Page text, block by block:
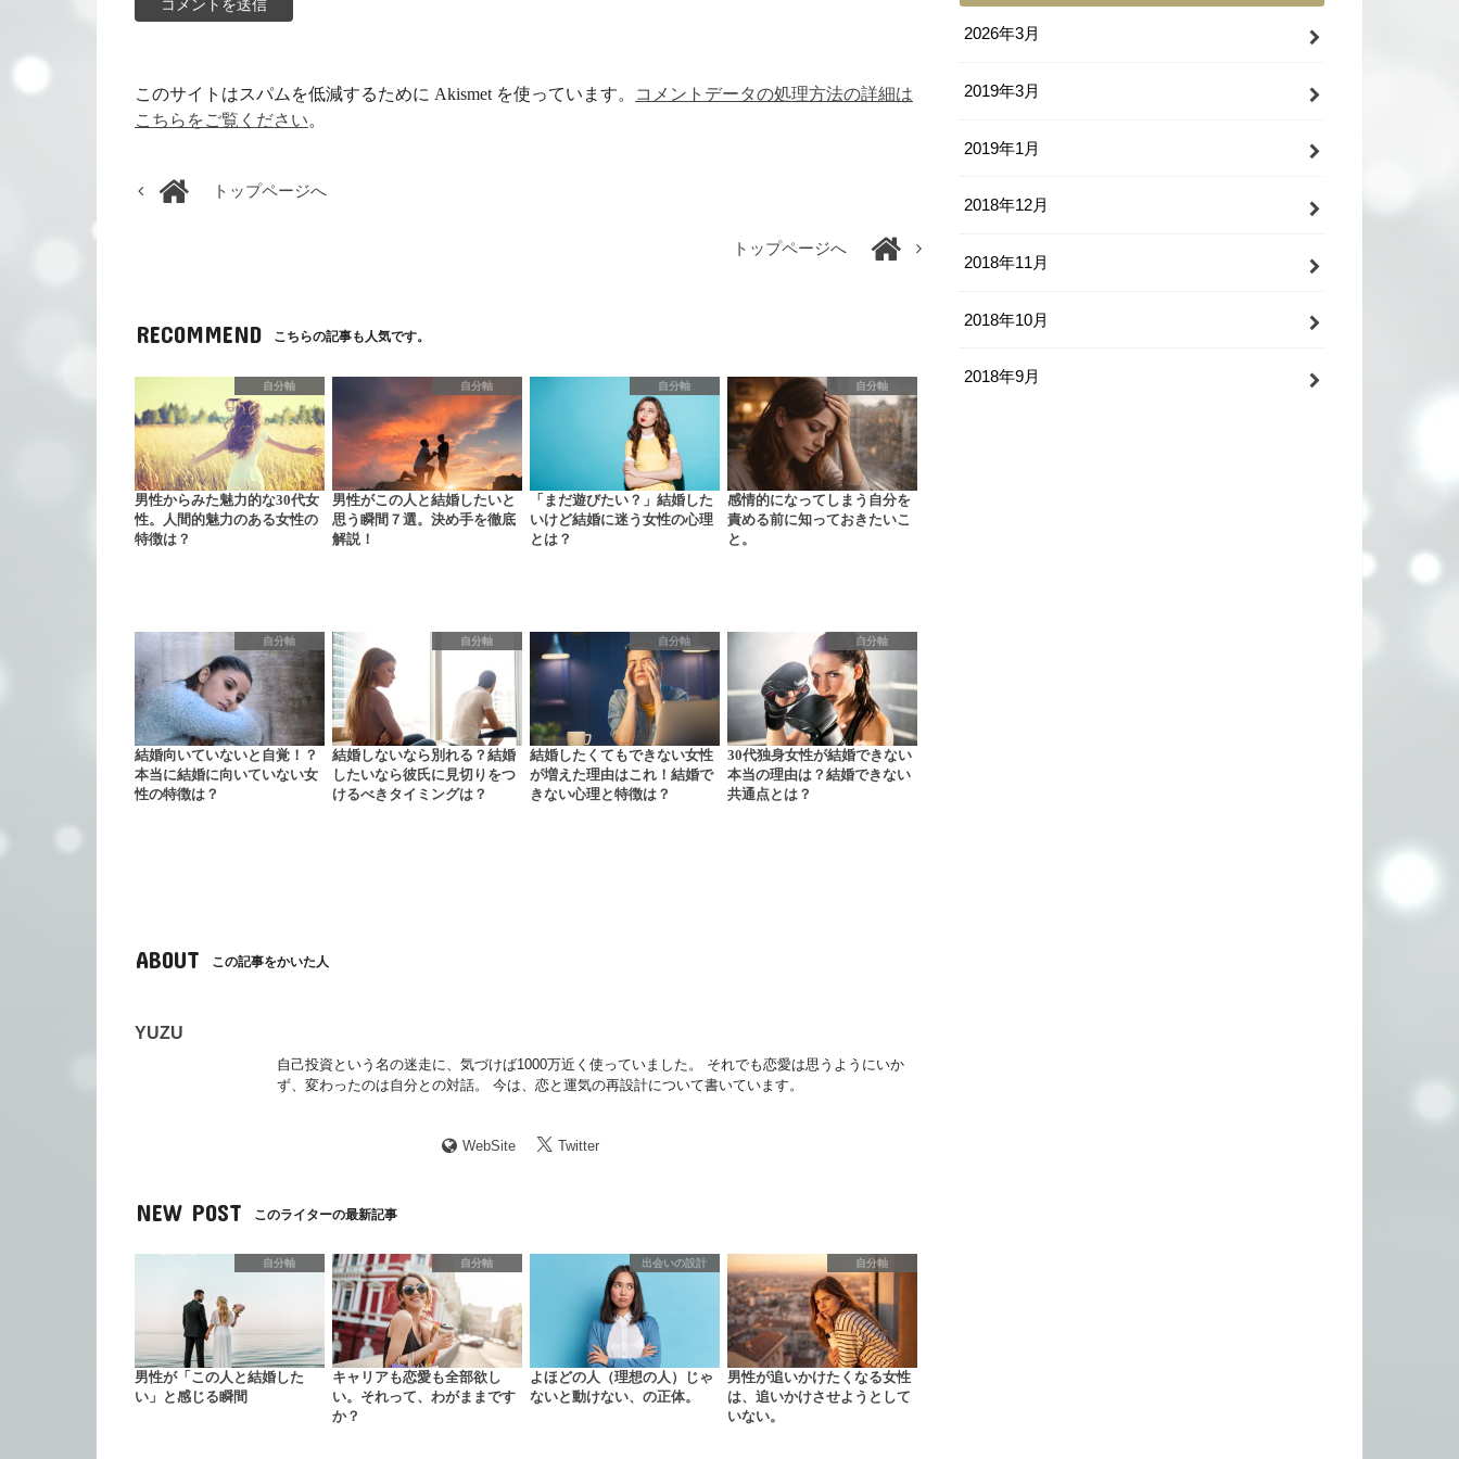
このサイトはスパムを低減するために Akismet を使っています。
コメントデータの処理方法の詳細は
こちらをご覧ください。
トップページへ
トップページへ
RECOMMEND こちらの記事も人気です。
自分軸
男性からみた魅力的な30代女
性。人間的魅力のある女性の
特徴は？
自分軸
男性がこの人と結婚したいと
思う瞬間７選。決め手を徹底
解説！
自分軸
「まだ遊びたい？」結婚した
いけど結婚に迷う女性の心理
とは？
自分軸
感情的になってしまう自分を
責める前に知っておきたいこ
と。
自分軸
結婚向いていないと自覚！？
本当に結婚に向いていない女
性の特徴は？
自分軸
結婚しないなら別れる？結婚
したいなら彼氏に見切りをつ
けるべきタイミングは？
自分軸
結婚したくてもできない女性
が増えた理由はこれ！結婚で
きない心理と特徴は？
自分軸
30代独身女性が結婚できない
本当の理由は？結婚できない
共通点とは？
ABOUT この記事をかいた人
YUZU
自己投資という名の迷走に、気づけば1000万近く使っていました。 それでも恋愛は思うようにいか
ず、変わったのは自分との対話。 今は、恋と運気の再設計について書いています。
WebSite Twitter
NEW POST このライターの最新記事
自分軸
男性が「この人と結婚した
い」と感じる瞬間
自分軸
キャリアも恋愛も全部欲し
い。それって、わがままです
か？
出会いの設計
よほどの人（理想の人）じゃ
ないと動けない、の正体。
自分軸
男性が追いかけたくなる女性
は、追いかけさせようとして
いない。
2026年3月
2019年3月
2019年1月
2018年12月
2018年11月
2018年10月
2018年9月